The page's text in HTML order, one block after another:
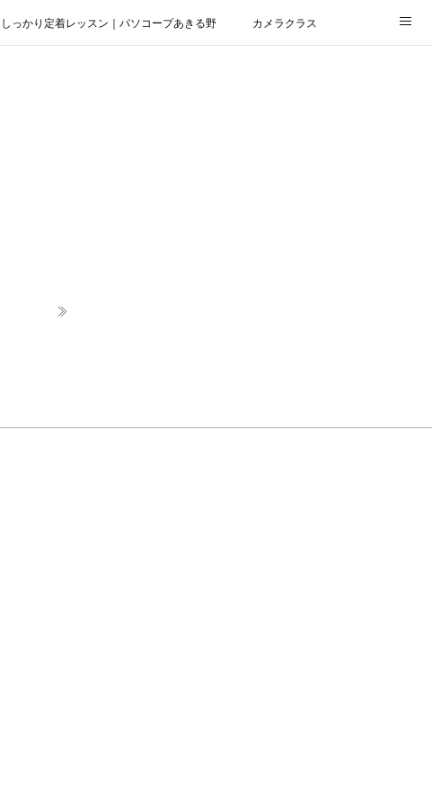
しっかり定着レッスン｜パソコープあきる野 カメラクラス